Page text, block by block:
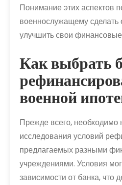
Понимание этих аспектов
военнослужащему
улучшить свои
Как выбрать
военной
Прежде всего, необходимо
исследования условий
предлагаемых разными
учреждениями. Условия
зависимости от банка, что